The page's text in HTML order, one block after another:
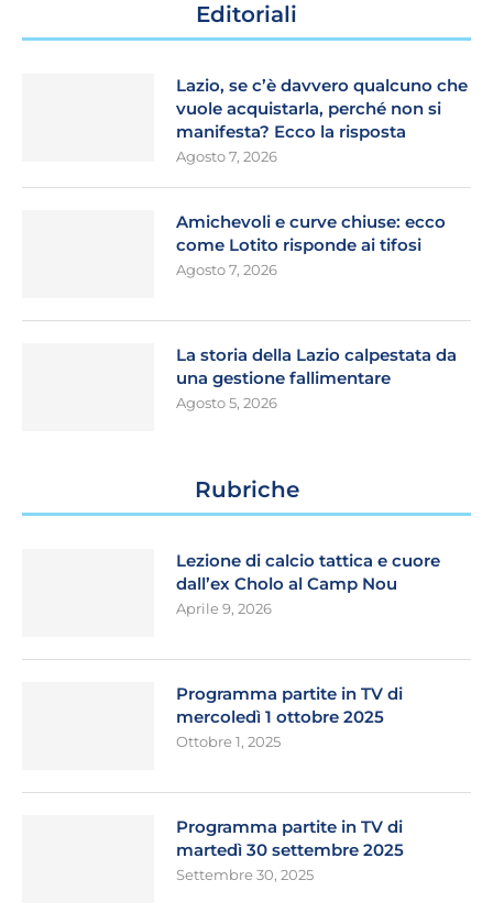
Editoriali
Lazio, se c’è davvero qualcuno che
vuole acquistarla, perché non si
manifesta? Ecco la risposta
Agosto 7, 2026
Amichevoli e curve chiuse: ecco
come Lotito risponde ai tifosi
Agosto 7, 2026
La storia della Lazio calpestata da
una gestione fallimentare
Agosto 5, 2026
Rubriche
Lezione di calcio tattica e cuore
dall’ex Cholo al Camp Nou
Aprile 9, 2026
Programma partite in TV di
mercoledì 1 ottobre 2025
Ottobre 1, 2025
Programma partite in TV di
martedì 30 settembre 2025
Settembre 30, 2025